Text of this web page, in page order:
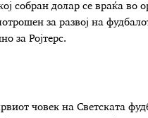
собран долар се враќа во
за развој на
за Ројтерс.
човек на Светската